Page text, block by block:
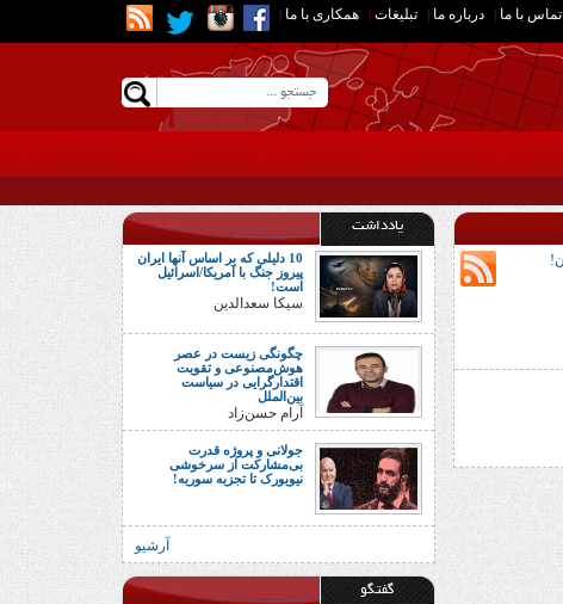
تماس با ما درباره ما تبلیغات همکاری با ما
یادداشت
10 دلیلی که بر اساس آنها ایران
پیروز جنگ با آمریکا/اسرائیل
است!
سیکا سعدالدین
چگونگی زیست در عصر
هوش‌مصنوعی و تقویت
اقتدارگرایی در سیاست
بین‌الملل
آرام حسن‌زاد
جولانی و پروژه قدرت
بی‌مشارکت از سرخوشی
نیویورک تا تجزیه سوریه!
آرشیو
گفتگو